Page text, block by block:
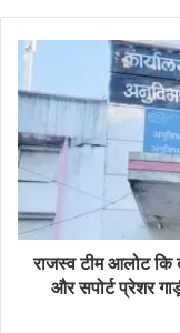
राजस्व टीम आलोट कि
और सपोर्ट प्रेशर